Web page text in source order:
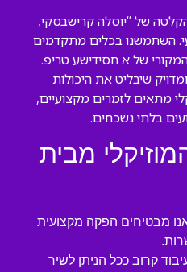
של “יוסלה קרישבסקי,
השתמשנו בכלים מתקדמים
של א חסידישע טריפ.
שיבליט את היכולות
מתאים לזמרים מקצועיים,
בלתי נשכחים.
מבית
מבטיחים הפקה מקצועית
קרוב ככל הניתן לשיר